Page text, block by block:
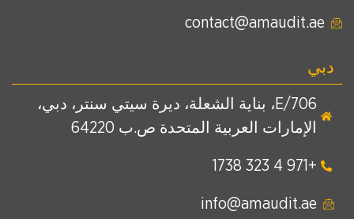
contact@amaudit.ae
دبي
E/706، بناية الشعلة، ديرة سيتي سنتر، دبي،
الإمارات العربية المتحدة ص.ب 64220
+971 4 323 1738
info@amaudit.ae